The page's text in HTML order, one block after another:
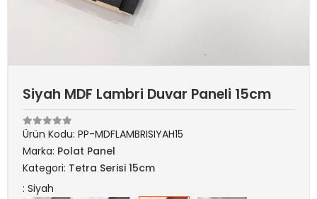
Siyah MDF Lambri Duvar Paneli 15cm
Ürün Kodu: PP-MDFLAMBRISIYAH15
Marka: Polat Panel
Kategori: Tetra Serisi 15cm
: Siyah